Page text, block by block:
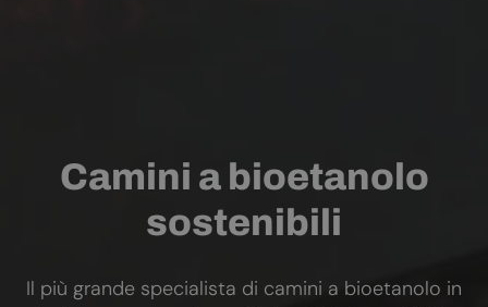
Camini a bioetanolo
sostenibili
Il più grande specialista di camini a bioetanolo in